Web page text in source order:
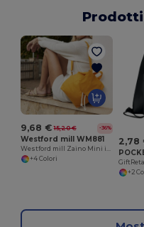
9,68 € 15,20 € -36%
Westford mill WM881
+4 Colori
2,78
+2